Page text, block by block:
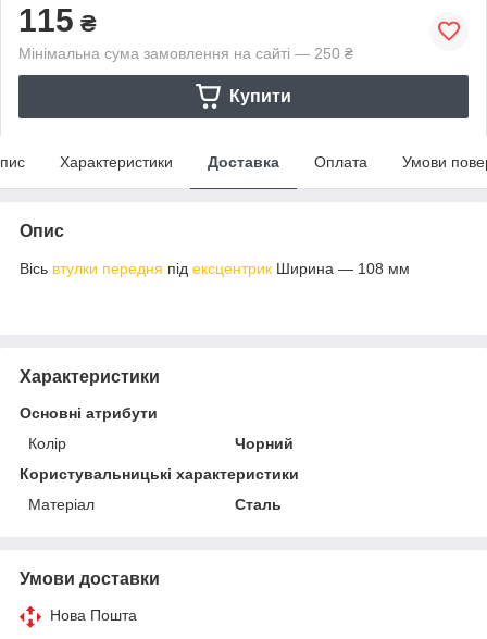
115 ₴
Мінімальна сума замовлення на сайті — 250 ₴
Купити
Характеристики Доставка Оплата Умови
Опис
Вісь втулки передня під ексцентрик Ширина — 108 мм
Характеристики
Основні атрибути
Колір
Чорний
Користувальницькі характеристики
Матеріал
Сталь
Умови доставки
Нова Пошта